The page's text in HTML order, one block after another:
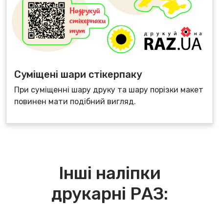
Суміщені шари стікерпаку
При суміщенні шару друку та шару порізки макет
повинен мати подібний вигляд.
Інші наліпки
друкарні РАЗ: